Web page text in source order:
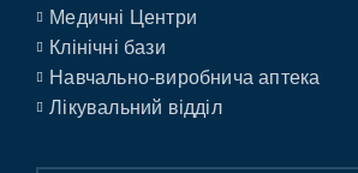
Медичні Центри
Клінічні бази
Навчально-виробнича аптека
Лікувальний відділ